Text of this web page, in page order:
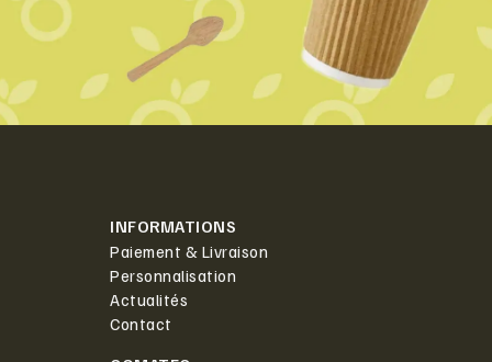
INFORMATIONS
Paiement & Livraison
Personnalisation
Actualités
Contact